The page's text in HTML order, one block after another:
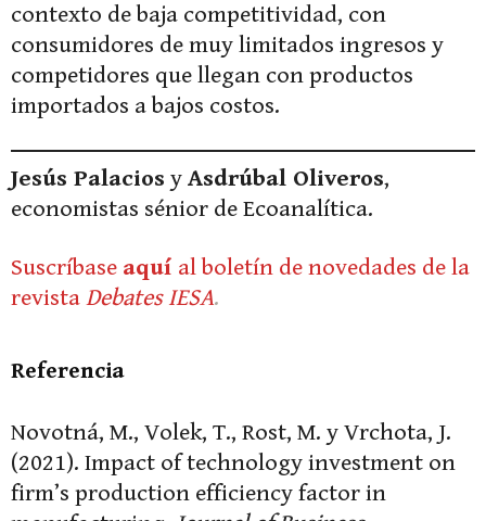
contexto de baja competitividad, con
consumidores de muy limitados ingresos y
competidores que llegan con productos
importados a bajos costos.
Jesús Palacios y Asdrúbal Oliveros,
economistas sénior de Ecoanalítica.
Suscríbase aquí al boletín de novedades de la
revista Debates IESA.
Referencia
Novotná, M., Volek, T., Rost, M. y Vrchota, J.
(2021). Impact of technology investment on
firm’s production efficiency factor in